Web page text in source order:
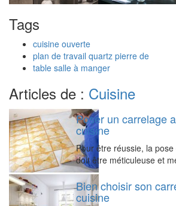
Tags
cuisine ouverte
plan de travail quartz pierre de
table salle à manger
Articles de : Cuisine
Poser un carrelage
cuisine
Pour être réussie, la pose
doit être méticuleuse et
Bien choisir son
cuisine